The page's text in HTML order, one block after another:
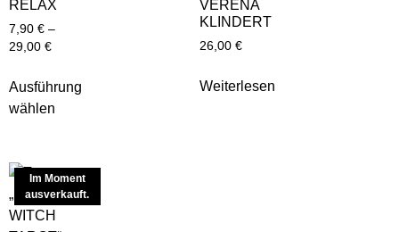
RELAX
7,90 € –
29,00 €
Ausführung
wählen
VERENA
KLINDERT
26,00 €
Weiterlesen
Im Moment
ausverkauft.